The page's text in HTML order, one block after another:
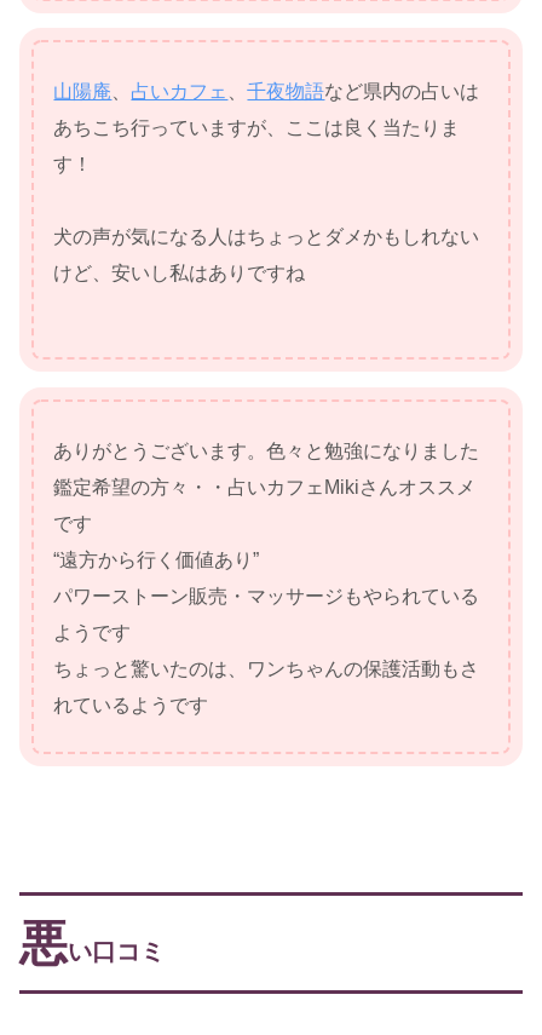
山陽庵 占いカフェ 、千夜物語など県内の占いは
あちこち行っていますが、ここは良く当たりま
す！
犬の声が気になる人はちょっとダメかもしれない
けど、安いし私はありですね
ありがとうございます。色々と勉強になりました
鑑定希望の方々・・占いカフェMikiさんオススメ
です
“遠方から行く価値あり”
パワーストーン販売・マッサージもやられている
ようです
ちょっと驚いたのは、ワンちゃんの保護活動もさ
れているようです
悪い口コミ